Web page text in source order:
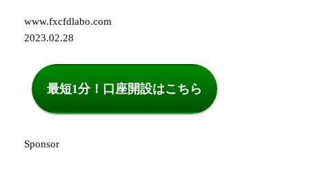
www.fxcfdlabo.com
2023.02.28
最短1分！口座開設はこちら
Sponsor